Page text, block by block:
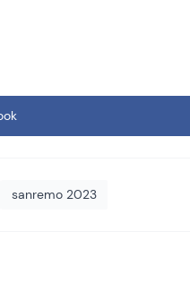
sanremo 2023